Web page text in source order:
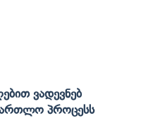
Ვადევნებ
Პროცესს